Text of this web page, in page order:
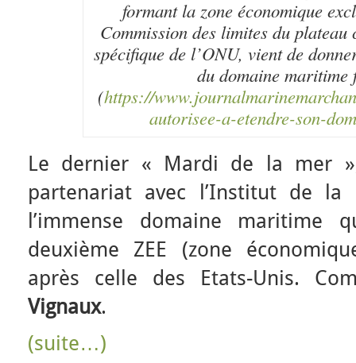
formant la zone économique
Commission des limites du
spécifique de l’ONU, vient de
du domaine maritime
(https://
autorisee-a-etendre-son-
Le dernier « Mardi de la mer
partenariat avec l’Institut de
l’immense domaine maritime
deuxième ZEE (zone
après celle des Etats-Unis.
Vignaux.
(suite…)